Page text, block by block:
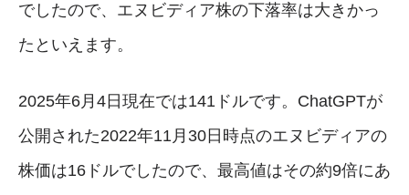
でしたので、エヌビディア株の下落率は大きかっ
たといえます。
2025年6月4日現在では141ドルです。ChatGPTが
公開された2022年11月30日時点のエヌビディアの
株価は16ドルでしたので、最高値はその約9倍にあ